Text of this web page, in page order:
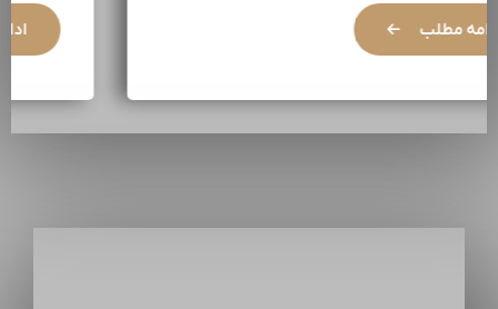
ادامه مطلب